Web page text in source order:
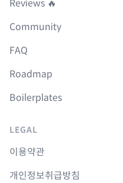
Reviews 🔥
Community
FAQ
Roadmap
Boilerplates
LEGAL
이용약관
개인정보취급방침